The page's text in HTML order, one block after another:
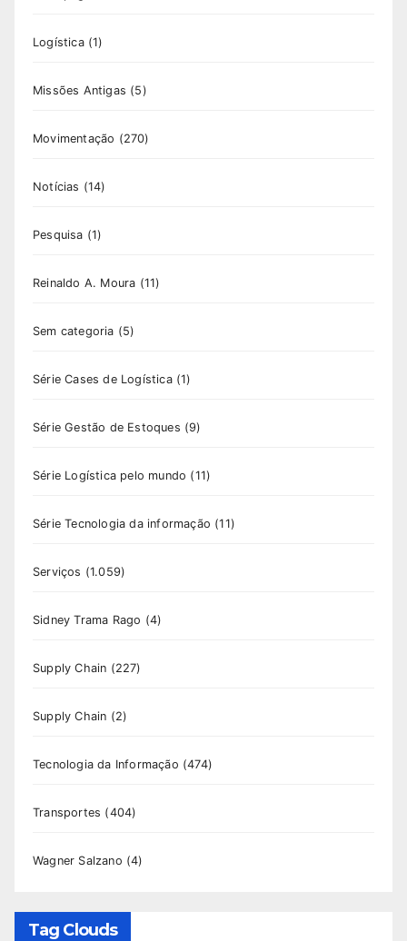
Logística(1)
Missões Antigas (5)
Movimentação (270)
Notícias (14)
Pesquisa (1)
Reinaldo A. Moura (11)
Sem categoria (5)
Série Cases de Logística(1)
Série Gestão de Estoques (9)
Série Logística pelo mundo (11)
Série Tecnologia da informação (11)
Serviços (1.059)
Sidney Trama Rago (4)
Supply Chain (227)
Supply Chain (2)
Tecnologia da Informação (474)
Transportes (404)
Wagner Salzano (4)
Tag Clouds